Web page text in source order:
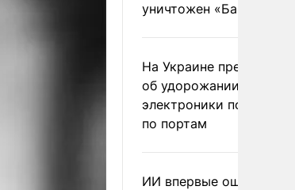
уничтожен
На Украине
об удорожании
электроники после
по портам
ИИ впервые